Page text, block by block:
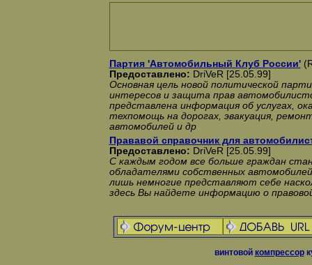
Партия 'Автомобильный Клуб России'
Предоставлено: DriVeR [25.05.99]
Основная цель новой политической
интересов и защита прав
представлена информация об услугах,
техпомощь на дорогах, эвакуация,
автомобилей и др
Прававой справочник для
Предоставлено: DriVeR [25.05.99]
С каждым годом все больше граждан
обладателями собственных
лишь немногие представляют себе
здесь Вы найдете информацию о
винтовой компрессор